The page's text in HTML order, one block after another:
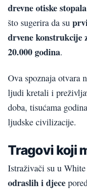
drevne otiske
što sugerira da su
drvene konstrukcije
20.000 godina.
Ova spoznaja otvara
ljudi kretali i
doba, tisućama
ljudske civilizacije.
Tragovi koji
Istraživači su u
odraslih i djece